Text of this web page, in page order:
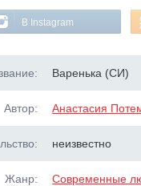
В Instagram
Варенька (СИ)
Автор: Анастасия
неизвестно
Жанр: Современные